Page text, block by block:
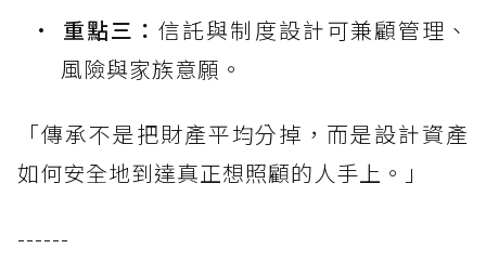
重點三：信託與制度設計可兼顧管理、
風險與家族意願。
「傳承不是把財產平均分掉，而是設計資產
如何安全地到達真正想照顧的人手上。」
------